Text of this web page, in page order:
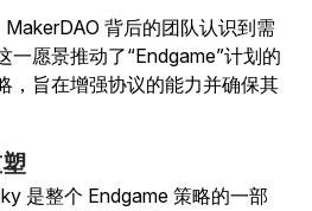
背后的团队认识到需
一愿景推动了“Endgame”计划的
，旨在增强协议的能力并确保其
是整个 Endgame 策略的一部